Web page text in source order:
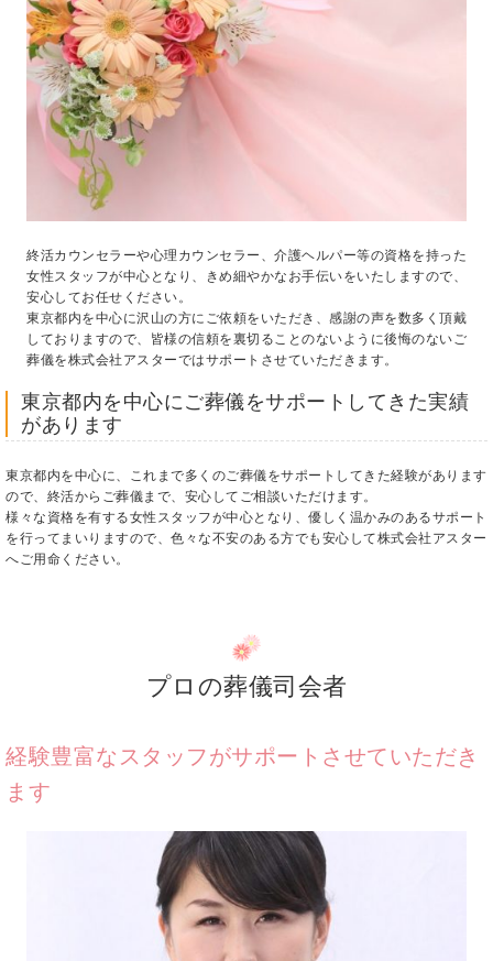
終活カウンセラーや心理カウンセラー、介護ヘルパー等の資格を持った
女性スタッフが中心となり、きめ細やかなお手伝いをいたしますので、
安心してお任せください。
東京都内を中心に沢山の方にご依頼をいただき、感謝の声を数多く頂戴
しておりますので、皆様の信頼を裏切ることのないように後悔のないご
葬儀を株式会社アスターではサポートさせていただきます。
東京都内を中心にご葬儀をサポートしてきた実績
があります
東京都内を中心に、これまで多くのご葬儀をサポートしてきた経験があります
ので、終活からご葬儀まで、安心してご相談いただけます。
様々な資格を有する女性スタッフが中心となり、優しく温かみのあるサポート
を行ってまいりますので、色々な不安のある方でも安心して株式会社アスター
へご用命ください。
プロの葬儀司会者
経験豊富なスタッフがサポートさせていただき
ます